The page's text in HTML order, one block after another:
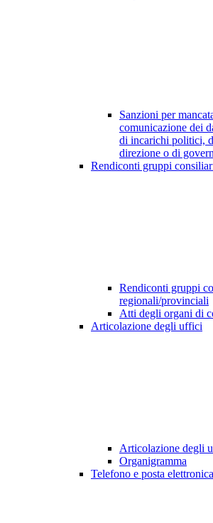
Sanzioni per
comunicazione dei
di incarichi politici,
direzione o di
Rendiconti gruppi
Rendiconti gruppi
regionali/provinciali
Atti degli organi di
Articolazione degli uffici
Articolazione degli
Organigramma
Telefono e posta elettronica